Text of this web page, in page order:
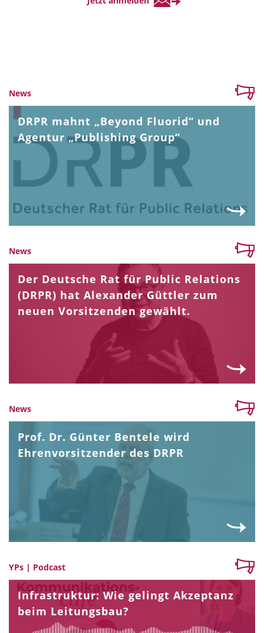
News
DRPR mahnt „Beyond Fluorid“ und
Agentur „Publishing Group“
News
Der Deutsche Rat für Public Relations
(DRPR) hat Alexander Güttler zum
neuen Vorsitzenden gewählt.
News
Prof. Dr. Günter Bentele wird
Ehrenvorsitzender des DRPR
YPs | Podcast
Infrastruktur: Wie gelingt Akzeptanz
beim Leitungsbau?